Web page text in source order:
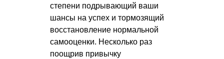
степени подрывающий ваши
шансы на успех и тормозящий
восстановление нормальной
самооценки. Несколько раз
поощрив привычку